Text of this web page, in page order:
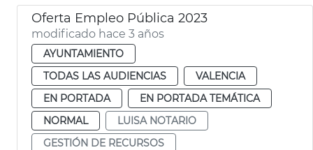
Oferta Empleo Pública 2023
modificado hace 3 años
AYUNTAMIENTO
TODAS LAS AUDIENCIAS
VALENCIA
EN PORTADA
EN PORTADA TEMÁTICA
NORMAL
LUISA NOTARIO
GESTIÓN DE RECURSOS